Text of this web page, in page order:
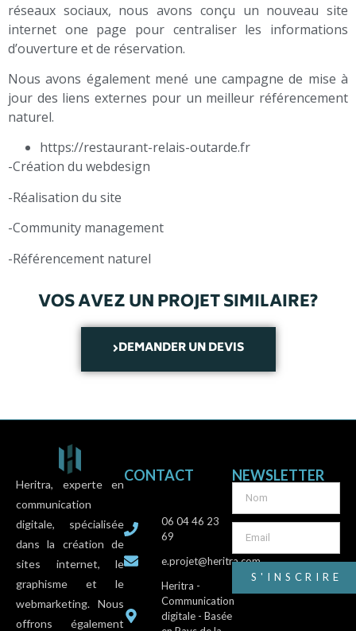
réseaux sociaux, nous avons conçu un nouveau site
internet one page pour centraliser les informations
d’ouverture et de réservation.
Nous avons également mené une campagne de mise à
jour des liens externes pour un meilleur référencement
naturel.
https://restaurant-relais-outarde.fr
-Création du webdesign
-Réalisation du site
-Community management
-Référencement naturel
VOS AVEZ UN PROJET SIMILAIRE?
DEMANDER UN DEVIS
Heritra, experte en
communication
digitale, spécialisée
dans la création de
sites internet, le
graphisme et le
webmarketing. Nous
offrons également
CONTACT
06 04 46 23
69
e.projet@heritra.com
Heritra -
Communication
digitale - Basée
NEWSLETTER
S'INSCRIRE